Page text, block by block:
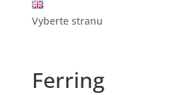
Vyberte stranu
Ferring